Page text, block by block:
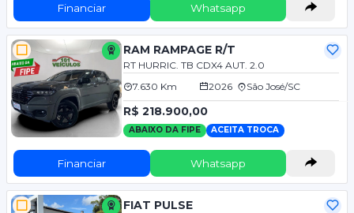
Financiar Whatsapp
RAM RAMPAGE R/T
RT HURRIC. TB CDX4 AUT. 2.0
7.630 Km
2026 São José/SC
R$ 218.900,00
ABAIXO DA FIPE ACEITA TROCA
Financiar Whatsapp
FIAT PULSE